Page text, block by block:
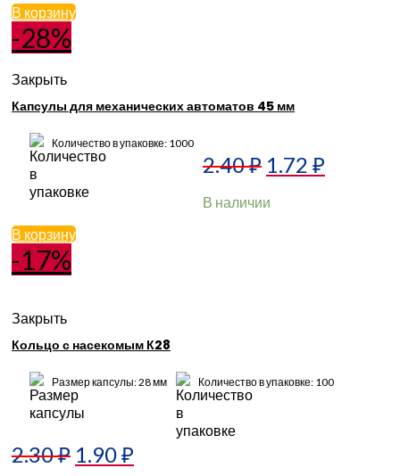
В корзину
-28%
Закрыть
Капсулы для механических автоматов 45 мм
Количество в упаковке: 1000
2.40₽ 1.72 ₽
В наличии
В корзину
-17%
Закрыть
Кольцо с насекомым К28
Размер капсулы: 28 мм Количество в упаковке: 100
2.30₽ 1.90₽